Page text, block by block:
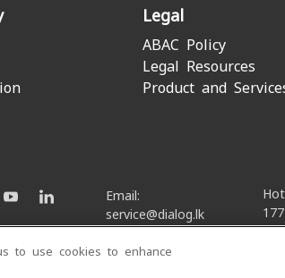
Legal
ABAC Policy
Legal Resources
Product and
Email:
service@dialog.lk
© Dialog Axiata PLC. All Rights Reserved
to use cookies to enhance